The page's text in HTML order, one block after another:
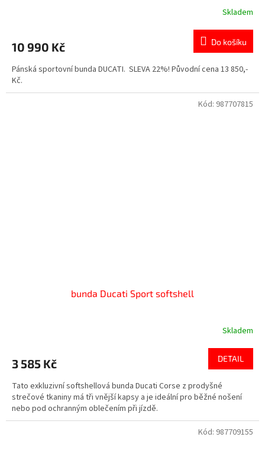
Skladem
10 990 Kč Do košíku
Pánská sportovní bunda DUCATI. SLEVA 22%! Původní cena 13 850,-
Kč.
bunda Ducati Sport softshell
Skladem
3 585 Kč DETAIL
Tato exkluzivní softshellová bunda Ducati Corse z prodyšné
strečové tkaniny má tři vnější kapsy a je ideální pro běžné nošení
nebo pod ochranným oblečením při jízdě.
Kód: 987707815
Kód: 987709155